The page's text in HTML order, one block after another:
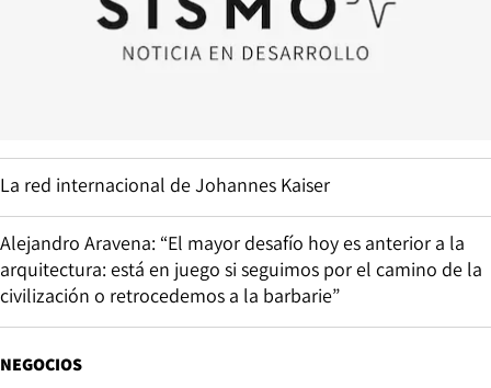
La red internacional de Johannes Kaiser
Alejandro Aravena: “El mayor desafío hoy es anterior a la
arquitectura: está en juego si seguimos por el camino de la
civilización o retrocedemos a la barbarie”
NEGOCIOS